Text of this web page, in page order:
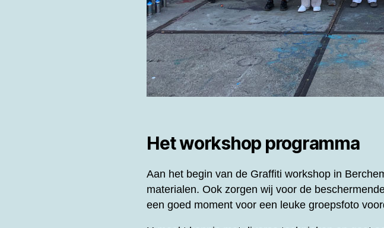
Het workshop programma
Aan het begin van de Graffiti workshop in
materialen. Ook zorgen wij voor de
een goed moment voor een leuke groepsfoto